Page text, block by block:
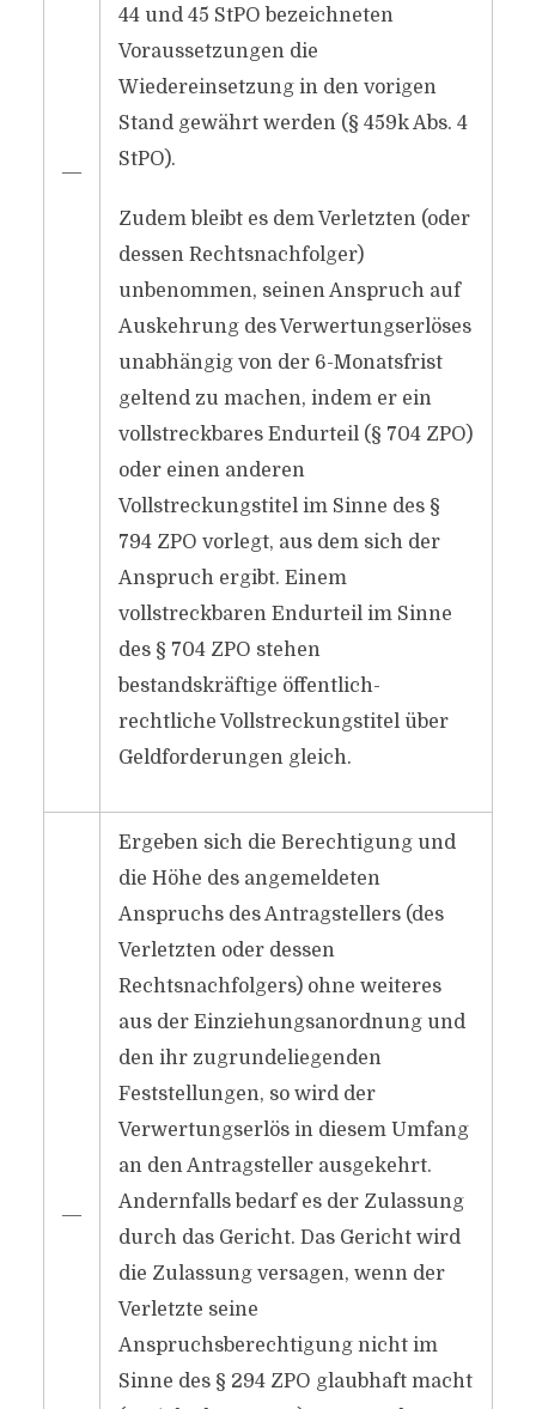
―
44 und 45 StPO bezeichneten
Voraussetzungen die
Wiedereinsetzung in den vorigen
Stand gewährt werden (§ 459k Abs. 4
StPO).
Zudem bleibt es dem Verletzten (oder
dessen Rechtsnachfolger)
unbenommen, seinen Anspruch auf
Auskehrung des Verwertungserlöses
unabhängig von der 6-Monatsfrist
geltend zu machen, indem er ein
vollstreckbares Endurteil (§ 704 ZPO)
oder einen anderen
Vollstreckungstitel im Sinne des §
794 ZPO vorlegt, aus dem sich der
Anspruch ergibt. Einem
vollstreckbaren Endurteil im Sinne
des § 704 ZPO stehen
bestandskräftige öffentlich-
rechtliche Vollstreckungstitel über
Geldforderungen gleich.
―
Ergeben sich die Berechtigung und
die Höhe des angemeldeten
Anspruchs des Antragstellers (des
Verletzten oder dessen
Rechtsnachfolgers) ohne weiteres
aus der Einziehungsanordnung und
den ihr zugrundeliegenden
Feststellungen, so wird der
Verwertungserlös in diesem Umfang
an den Antragsteller ausgekehrt.
Andernfalls bedarf es der Zulassung
durch das Gericht. Das Gericht wird
die Zulassung versagen, wenn der
Verletzte seine
Anspruchsberechtigung nicht im
Sinne des § 294 ZPO glaubhaft macht